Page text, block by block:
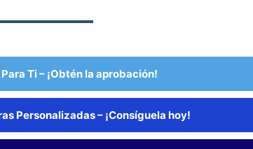
Ti – ¡Obtén la aprobación!
Personalizadas – ¡Consíguela hoy!